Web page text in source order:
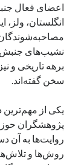
جست‌وجو
اعضای فعال
انگلستان، ولز،
نشیب‌های
برهه تاریخی و
سخن گفته‌اند.
یکی از
پژوهشگران
روایت‌ها به آن
روش‌ها و